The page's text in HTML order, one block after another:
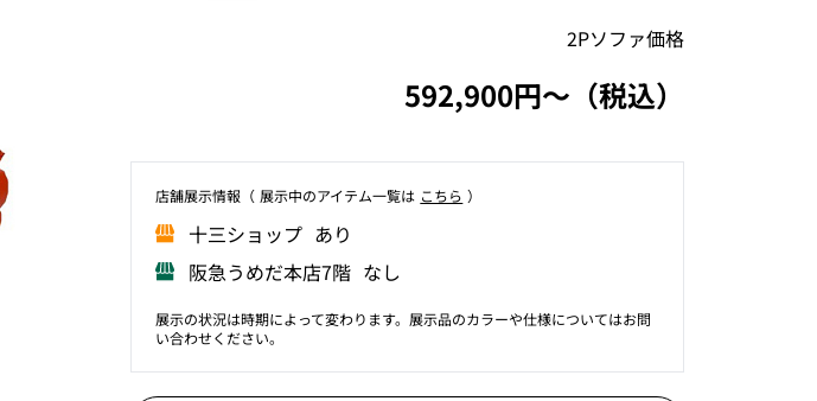
2Pソファ価格
592,900円〜（税込）
店舗展⽰情報（ 展⽰中のアイテム⼀覧は こちら ）
⼗三ショップ あり
阪急うめだ本店7階 なし
展示の状況は時期によって変わります。展示品のカラーや仕様についてはお問
い合わせください。